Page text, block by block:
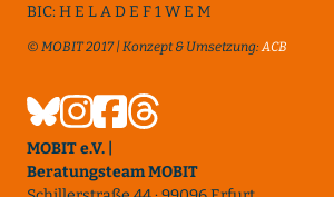
BIC: H E L A D E F 1 W E M
© MOBIT 2017 | Konzept & Umsetzung:ACB
MOBIT e.V. |
Beratungsteam MOBIT